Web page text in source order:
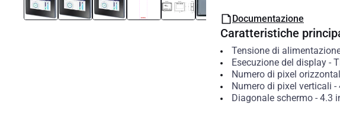
Documentazione
Caratteristiche
Tensione di
Esecuzione del display-
Numero di pixel
Numero di pixel verticali -
Diagonale schermo- 4.3